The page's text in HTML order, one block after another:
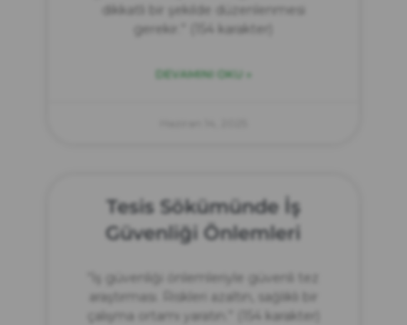
dikkatli bir şekilde düzenlenmesi
gerekir.” (154 karakter)
DEVAMINI OKU »
Tesis Sökümünde İş
Güvenliği Önlemleri
“İş güvenliği önlemleriyle güvenli tez
araştırması. Riskleri azaltın, sağlıklı bir
çalışma ortamı yaratın.” (154 karakter)